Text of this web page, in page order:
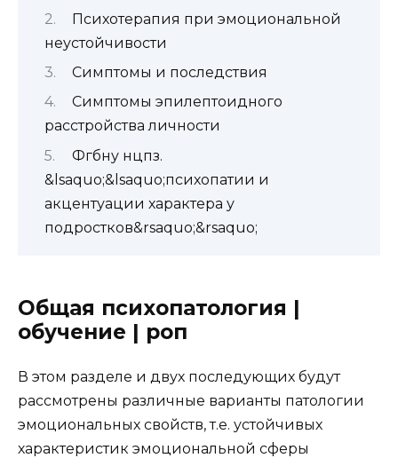
Психотерапия при эмоциональной
неустойчивости
Симптомы и последствия
Симптомы эпилептоидного
расстройства личности
Фгбну нцпз.
&lsaquo;&lsaquo;психопатии и
акцентуации характера у
подростков&rsaquo;&rsaquo;
Общая психопатология |
обучение | роп
В этом разделе и двух последующих будут
рассмотрены различные варианты патологии
эмоциональных свойств, т.е. устойчивых
характеристик эмоциональной сферы